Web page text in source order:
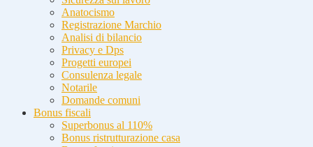
Anatocismo
Registrazione Marchio
Analisi di bilancio
Privacy e Dps
Progetti europei
Consulenza legale
Notarile
Domande comuni
Bonus fiscali
Superbonus al 110%
Bonus ristrutturazione casa